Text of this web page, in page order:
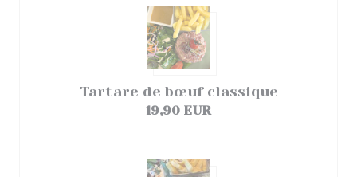
Tartare de bœuf classique
19,90 EUR